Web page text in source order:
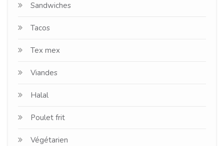
Sandwiches
Tacos
Tex mex
Viandes
Halal
Poulet frit
Végétarien